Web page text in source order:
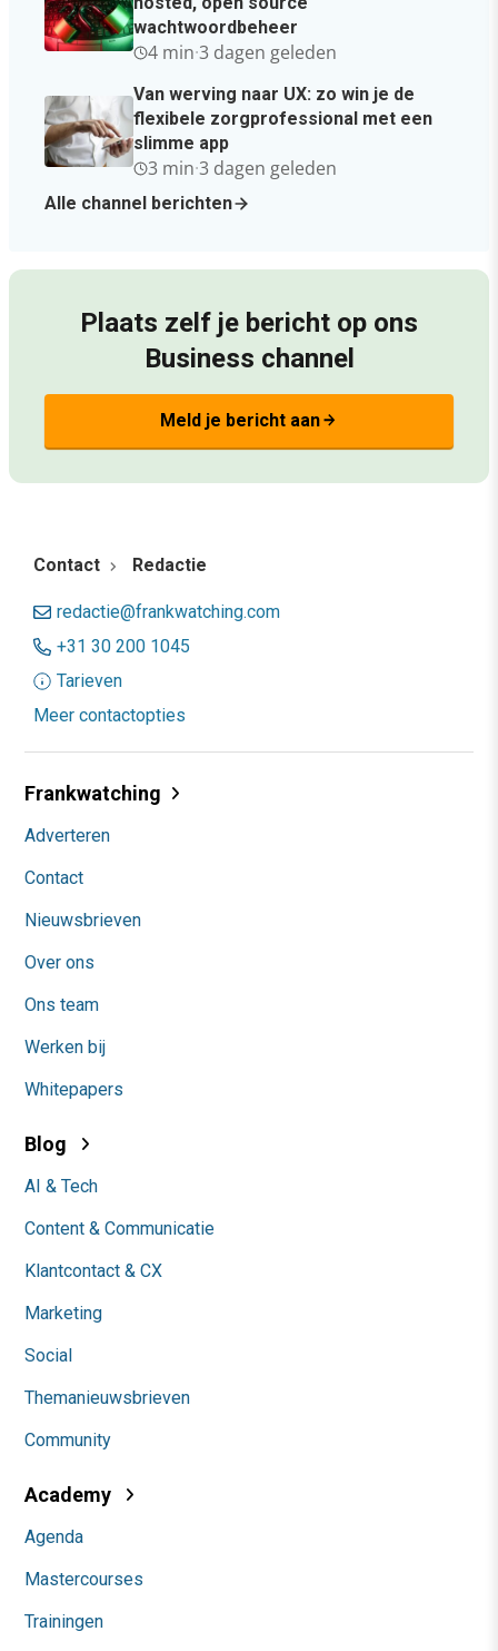
wachtwoordbeheer
4 min·3 dagen geleden
Van werving naar UX: zo win je de
flexibele zorgprofessional met een
slimme app
3 min·3 dagen geleden
Alle channel berichten
Plaats zelf je bericht op ons
Business channel
Meld je bericht aanarrow_forward
Contact Redactie
redactie@frankwatching.com
+31 30 200 1045
Tarieven
Meer contactopties
Frankwatching
Adverteren
Contact
Nieuwsbrieven
Over ons
Ons team
Werken bij
Whitepapers
Blog
AI & Tech
Content & Communicatie
Klantcontact & CX
Marketing
Social
Themanieuwsbrieven
Community
Academy
Agenda
Mastercourses
Trainingen